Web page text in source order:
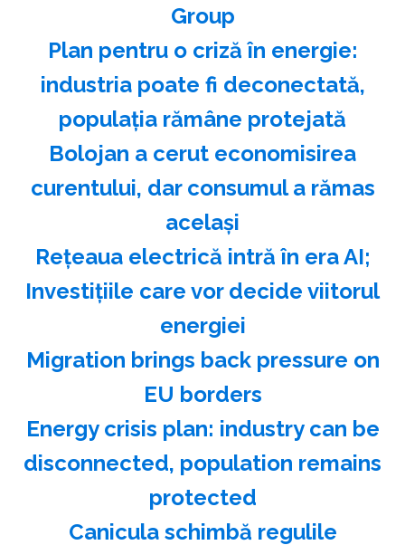
Group
Plan pentru o criză în energie:
industria poate fi deconectată,
populaţia rămâne protejată
Bolojan a cerut economisirea
curentului, dar consumul a rămas
acelaşi
Reţeaua electrică intră în era AI;
Investiţiile care vor decide viitorul
energiei
Migration brings back pressure on
EU borders
Energy crisis plan: industry can be
disconnected, population remains
protected
Canicula schimbă regulile